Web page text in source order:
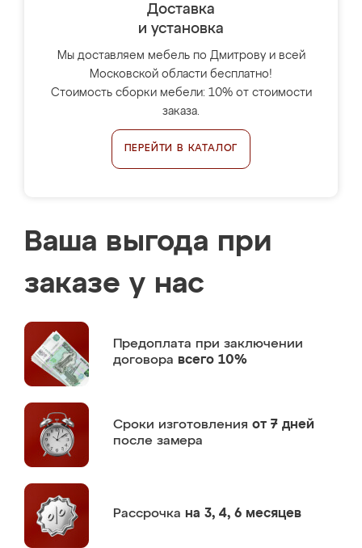
Доставка
и установка
Мы доставляем мебель по Дмитрову и всей
Московской области бесплатно!
Стоимость сборки мебели: 10% от стоимости
заказа.
ПЕРЕЙТИ В КАТАЛОГ
Ваша выгода при
заказе у нас
Предоплата при заключении
договора всего 10%
Сроки изготовления от 7 дней
после замера
Рассрочка на 3, 4, 6 месяцев